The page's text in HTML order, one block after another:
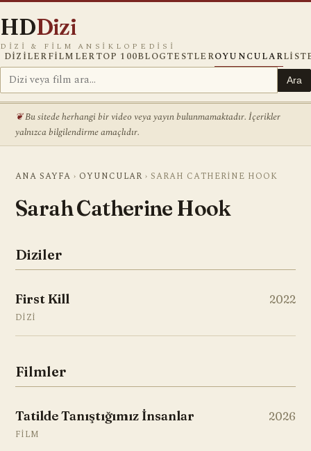
HDDizi
DIZI & FILM ANSIKLOPEDISI
DIZILERFILMLERTOP 100BLOGTESTLEROYUNCULAR
Ara
Bu sitede herhangi bir video veya yayın bulunmamaktadır. İçerikler
yalnızca bilgilendirme amaçlıdır.
ANA SAYFA › OYUNCULAR › SARAH CATHERINE HOOK
Sarah Catherine Hook
Diziler
First Kill 2022
DIZI
Filmler
Tatilde Tanıştığımız İnsanlar 2026
FILM